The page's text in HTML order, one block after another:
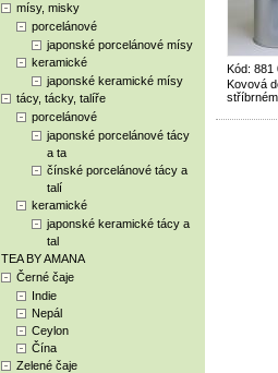
mísy, misky
porcelánové
japonské porcelánové mísy
keramické
japonské keramické mísy
tácy, tácky, talíře
porcelánové
japonské porcelánové tácy
a ta
čínské porcelánové tácy a
talí
keramické
japonské keramické tácy a
tal
TEA BY AMANA
Černé čaje
Indie
Nepál
Ceylon
Čína
Zelené čaje
Kód: 881
Kovová